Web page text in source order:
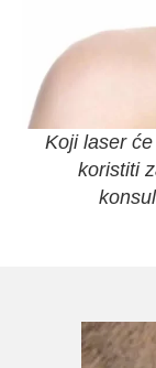
Koji laser
koristiti